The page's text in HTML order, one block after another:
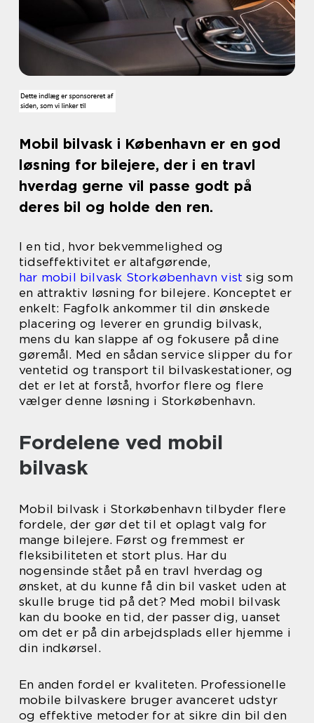
Mobil bilvask i København er en god
løsning for bilejere, der i en travl
hverdag gerne vil passe godt på
deres bil og holde den ren.
I en tid, hvor bekvemmelighed og
tidseffektivitet er altafgørende,
har mobil bilvask Storkøbenhavn vist sig som
en attraktiv løsning for bilejere. Konceptet er
enkelt: Fagfolk ankommer til din ønskede
placering og leverer en grundig bilvask,
mens du kan slappe af og fokusere på dine
gøremål. Med en sådan service slipper du for
ventetid og transport til bilvaskestationer, og
det er let at forstå, hvorfor flere og flere
vælger denne løsning i Storkøbenhavn.
Fordelene ved mobil
bilvask
Mobil bilvask i Storkøbenhavn tilbyder flere
fordele, der gør det til et oplagt valg for
mange bilejere. Først og fremmest er
fleksibiliteten et stort plus. Har du
nogensinde stået på en travl hverdag og
ønsket, at du kunne få din bil vasket uden at
skulle bruge tid på det? Med mobil bilvask
kan du booke en tid, der passer dig, uanset
om det er på din arbejdsplads eller hjemme i
din indkørsel.
En anden fordel er kvaliteten. Professionelle
mobile bilvaskere bruger avanceret udstyr
og effektive metoder for at sikre din bil den